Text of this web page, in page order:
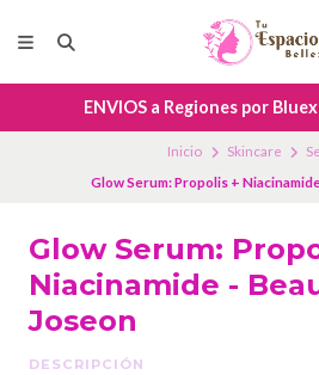
ENVIOS a Regiones por
Inicio Skincare
Glow Serum: Propolis +
Glow Serum:
Niacinamide -
Joseon
DESCRIPCIÓN